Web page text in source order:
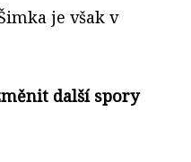
je však v
další spory